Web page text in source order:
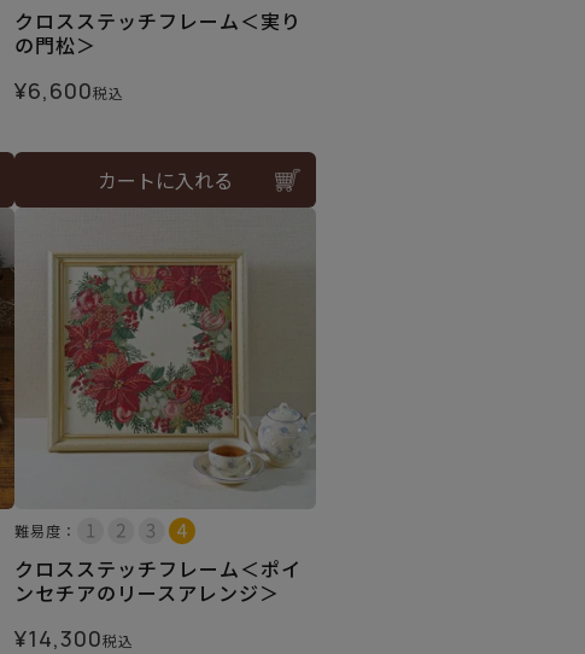
クロスステッチフレーム＜実り
の門松＞
¥6,600税込
カートに入れる
難易度：
クロスステッチフレーム＜ポイ
ンセチアのリースアレンジ＞
¥14,300税込